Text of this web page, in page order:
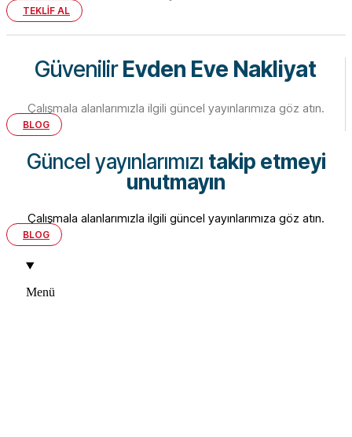
TEKLİF AL
GüvenilirEvden Eve Nakliyat
Çalışmala alanlarımızla ilgili güncel yayınlarımıza göz atın.
BLOG
Güncel yayınlarımızı takip etmeyi
unutmayın
Çalışmala alanlarımızla ilgili güncel yayınlarımıza göz atın.
BLOG
Menü